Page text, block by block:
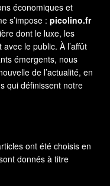
économiques et
s’impose : picolino.fr
dont le luxe, les
le public. À l’affût
émergents, nous
de l’actualité, en
qui définissent notre
ont été choisis en
donnés à titre